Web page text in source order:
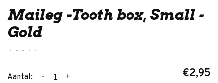
Maileg -Tooth box, Small -
Gold
• • • • •
Aantal: +
- €2,95